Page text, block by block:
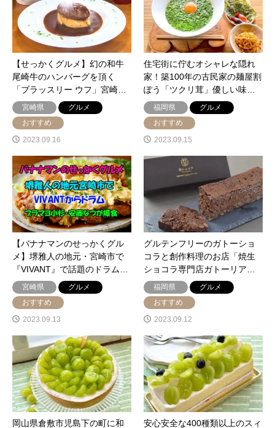
【せっかくグルメ】幻の和牛
尾崎牛のハンバーグを頂く
「ブラッスリー ウフ」宮崎…
宮崎県
グルメ
おすすめ
2023.09.16
住宅街に佇むオシャレな隠れ
家！築100年の古民家の麺屋割
ぽう「ツクリ茸」優しい味…
福岡県
グルメ
おすすめ
2023.09.15
【バナナマンのせっかくグル
メ】堺雅人の地元・宮崎市で
『VIVANT』で話題のドラム…
宮崎県
グルメ
おすすめ
2023.09.13
グルテンフリーのガトーショ
コラと創作料理のお店「焼生
ショコラ専門店ガトーリア…
福岡県
グルメ
おすすめ
2023.09.12
岡山県倉敷市児島下の町に和
安心安全な400種類以上のスィ